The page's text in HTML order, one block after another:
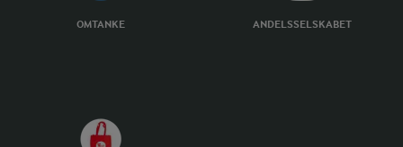
OMTANKE ANDELSSELSKABET